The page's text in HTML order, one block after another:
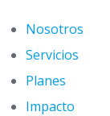
to
content
Nosotros
Servicios
Planes
Impacto